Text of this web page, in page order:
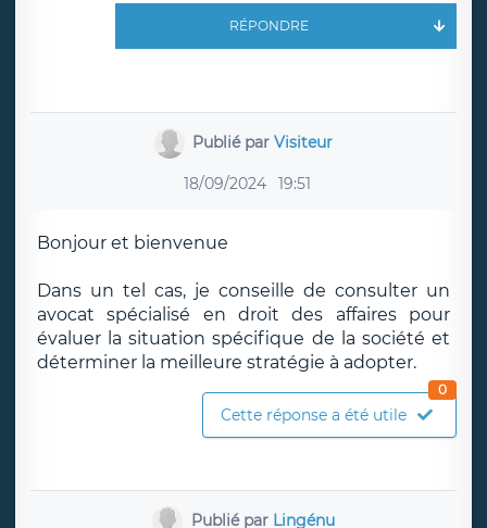
RÉPONDRE
Publié parVisiteur
18/09/2024 19:51
Bonjour et bienvenue
Dans un tel cas, je conseille de consulter un
avocat spécialisé en droit des affaires pour
évaluer la situation spécifique de la société et
déterminer la meilleure stratégie à adopter.
Cette réponse a été utile
0
Publié par Lingénu